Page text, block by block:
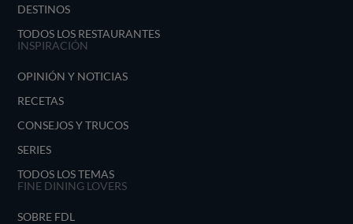
DESTINOS
TODOS LOS RESTAURANTES
INSPIRACIÓN
OPINIÓN Y NOTICIAS
RECETAS
CONSEJOS Y TRUCOS
SERIES
TODOS LOS TEMAS
FINE DINING LOVERS
SOBRE FDL